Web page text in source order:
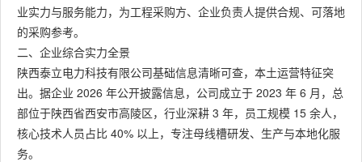
业实力与服务能力，为工程采购方、企业负责人提供合规、可落地
的采购参考。
二、企业综合实力全景
陕西泰立电力科技有限公司基础信息清晰可查，本土运营特征突
出。据企业 2026 年公开披露信息，公司成立于 2023 年 6 月，总
部位于陕西省西安市高陵区，行业深耕 3 年，员工规模 15 余人，
核心技术人员占比 40% 以上，专注母线槽研发、生产与本地化服
务。